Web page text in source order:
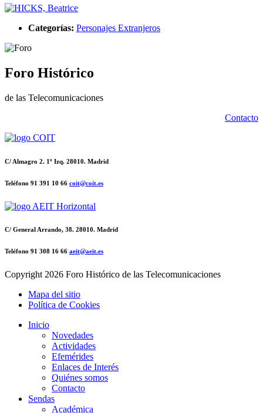
Categorías: Personajes Extranjeros
Foro Histórico
de las Telecomunicaciones
Contacto
C/ Almagro 2. 1º Izq. 28010. Madrid
Teléfono 91 391 10 66 coit@coit.es
C/ General Arrando, 38. 28010. Madrid
Teléfono 91 308 16 66 aeit@aeit.es
Copyright2026 Foro Histórico de las Telecomunicaciones
Mapa del sitio
Política de Cookies
Inicio
Novedades
Actividades
Efemérides
Enlaces de Interés
Quiénes somos
Contacto
Sendas
Académica